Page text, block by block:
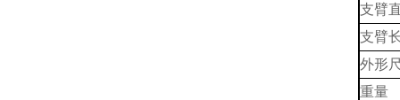
支臂
支臂
外形
重量